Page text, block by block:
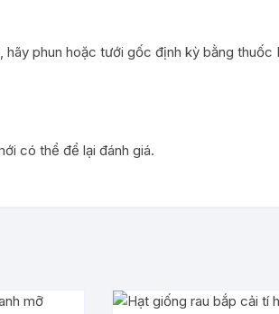
phun hoặc tưới gốc định kỳ bằng thuốc
có thể để lại đánh giá.